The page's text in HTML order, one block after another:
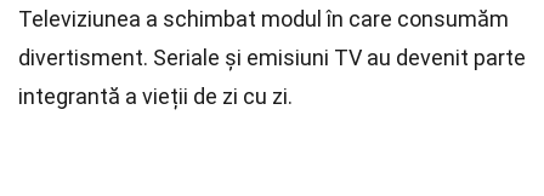
Televiziunea a schimbat modul în care consumăm
divertisment. Seriale și emisiuni TV au devenit parte
integrantă a vieții de zi cu zi.